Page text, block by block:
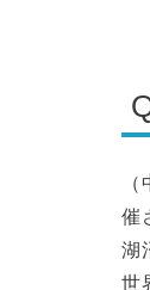
催
湖
世